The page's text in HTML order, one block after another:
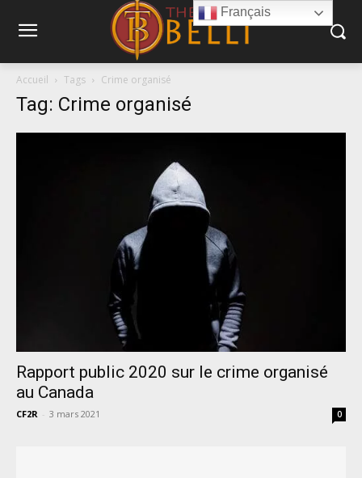
Accueil Tags Crime organisé
Tag: Crime organisé
Rapport public 2020 sur le crime organisé
au Canada
CF2R - 3 mars 2021 0
Français